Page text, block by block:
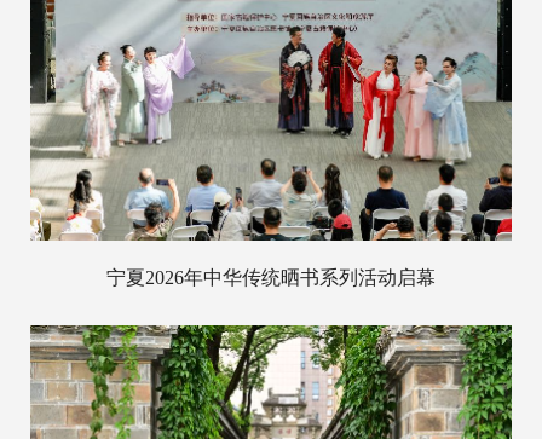
宁夏2026年中华传统晒书系列活动启幕